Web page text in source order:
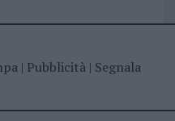
| Pubblicità| Segnala